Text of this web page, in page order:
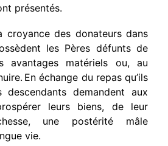
présentés.
croyance des donateurs dans
les Pères défunts de
avantages matériels ou, au
En échange du repas qu’ils
demandent aux
leurs biens, de leur
une postérité mâle
vie.